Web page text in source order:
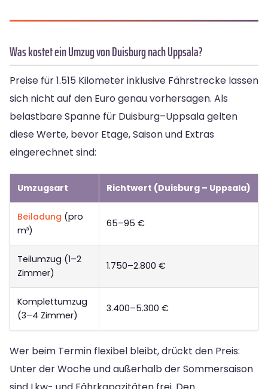
Was kostet ein Umzug von Duisburg nach Uppsala?
Preise für 1.515 Kilometer inklusive Fährstrecke lassen
sich nicht auf den Euro genau vorhersagen. Als
belastbare Spanne für Duisburg–Uppsala gelten
diese Werte, bevor Etage, Saison und Extras
eingerechnet sind:
Umzugsart Richtwert (Duisburg – Uppsala)
Beiladung (pro
m³)
65–95 €
Teilumzug (1–2
Zimmer)
1.750–2.800 €
Komplettumzug
(3–4 Zimmer)
3.400–5.300 €
Wer beim Termin flexibel bleibt, drückt den Preis:
Unter der Woche und außerhalb der Sommersaison